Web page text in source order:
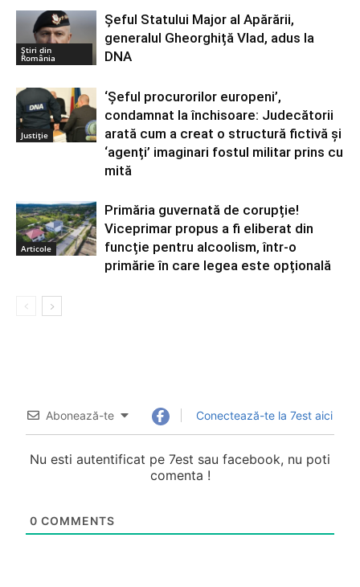
Știri din
România
Șeful Statului Major al Apărării,
generalul Gheorghiță Vlad, adus la
DNA
Justiție
‘Șeful procurorilor europeni’,
condamnat la închisoare: Judecătorii
arată cum a creat o structură fictivă și
‘agenți’ imaginari fostul militar prins cu
mită
Articole
Primăria guvernată de corupție!
Viceprimar propus a fi eliberat din
funcție pentru alcoolism, într-o
primărie în care legea este opțională
Abonează-te Conectează-te la 7est aici
Nu esti autentificat pe 7est sau facebook, nu poti
comenta !
0 COMMENTS